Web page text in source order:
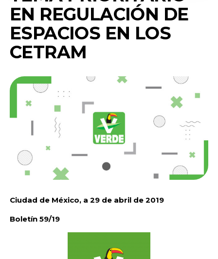
EN REGULACIÓN DE
ESPACIOS EN LOS
CETRAM
Ciudad de México, a 29 de abril de 2019
Boletín 59/19